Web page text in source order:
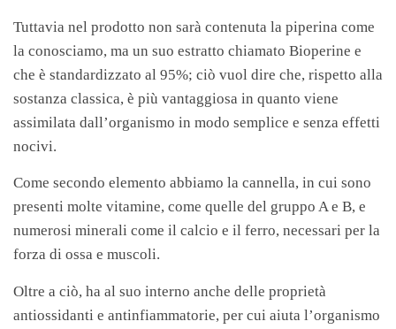
Tuttavia nel prodotto non sarà contenuta la piperina come
la conosciamo, ma un suo estratto chiamato Bioperine e
che è standardizzato al 95%; ciò vuol dire che, rispetto alla
sostanza classica, è più vantaggiosa in quanto viene
assimilata dall’organismo in modo semplice e senza effetti
nocivi.
Come secondo elemento abbiamo la cannella, in cui sono
presenti molte vitamine, come quelle del gruppo A e B, e
numerosi minerali come il calcio e il ferro, necessari per la
forza di ossa e muscoli.
Oltre a ciò, ha al suo interno anche delle proprietà
antiossidanti e antinfiammatorie, per cui aiuta l’organismo